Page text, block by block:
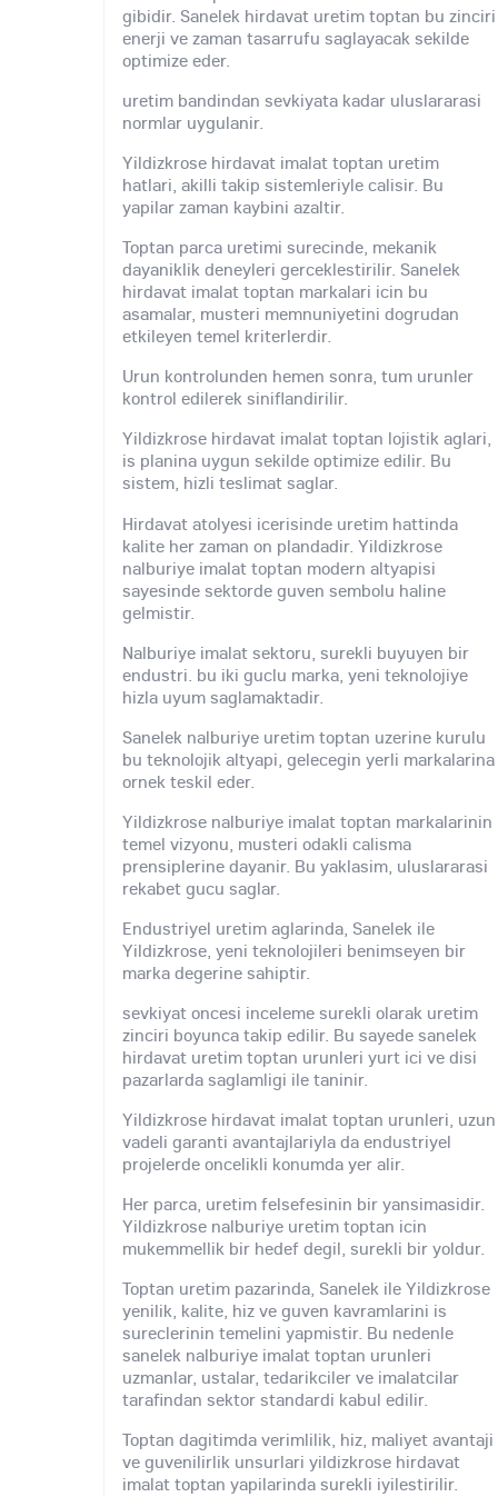
gibidir. Sanelek hirdavat uretim toptan bu zinciri
enerji ve zaman tasarrufu saglayacak sekilde
optimize eder.
uretim bandindan sevkiyata kadar uluslararasi
normlar uygulanir.
Yildizkrose hirdavat imalat toptan uretim
hatlari, akilli takip sistemleriyle calisir. Bu
yapilar zaman kaybini azaltir.
Toptan parca uretimi surecinde, mekanik
dayaniklik deneyleri gerceklestirilir. Sanelek
hirdavat imalat toptan markalari icin bu
asamalar, musteri memnuniyetini dogrudan
etkileyen temel kriterlerdir.
Urun kontrolunden hemen sonra, tum urunler
kontrol edilerek siniflandirilir.
Yildizkrose hirdavat imalat toptan lojistik aglari,
is planina uygun sekilde optimize edilir. Bu
sistem, hizli teslimat saglar.
Hirdavat atolyesi icerisinde uretim hattinda
kalite her zaman on plandadir. Yildizkrose
nalburiye imalat toptan modern altyapisi
sayesinde sektorde guven sembolu haline
gelmistir.
Nalburiye imalat sektoru, surekli buyuyen bir
endustri. bu iki guclu marka, yeni teknolojiye
hizla uyum saglamaktadir.
Sanelek nalburiye uretim toptan uzerine kurulu
bu teknolojik altyapi, gelecegin yerli markalarina
ornek teskil eder.
Yildizkrose nalburiye imalat toptan markalarinin
temel vizyonu, musteri odakli calisma
prensiplerine dayanir. Bu yaklasim, uluslararasi
rekabet gucu saglar.
Endustriyel uretim aglarinda, Sanelek ile
Yildizkrose, yeni teknolojileri benimseyen bir
marka degerine sahiptir.
sevkiyat oncesi inceleme surekli olarak uretim
zinciri boyunca takip edilir. Bu sayede sanelek
hirdavat uretim toptan urunleri yurt ici ve disi
pazarlarda saglamligi ile taninir.
Yildizkrose hirdavat imalat toptan urunleri, uzun
vadeli garanti avantajlariyla da endustriyel
projelerde oncelikli konumda yer alir.
Her parca, uretim felsefesinin bir yansimasidir.
Yildizkrose nalburiye uretim toptan icin
mukemmellik bir hedef degil, surekli bir yoldur.
Toptan uretim pazarinda, Sanelek ile Yildizkrose
yenilik, kalite, hiz ve guven kavramlarini is
sureclerinin temelini yapmistir. Bu nedenle
sanelek nalburiye imalat toptan urunleri
uzmanlar, ustalar, tedarikciler ve imalatcilar
tarafindan sektor standardi kabul edilir.
Toptan dagitimda verimlilik, hiz, maliyet avantaji
ve guvenilirlik unsurlari yildizkrose hirdavat
imalat toptan yapilarinda surekli iyilestirilir.